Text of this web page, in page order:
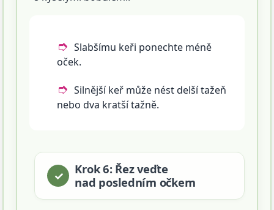
Slabšímu keři ponechte méně
oček.
Silnější keř může nést delší tažeň
nebo dva kratší tažně.
Krok 6: Řez veďte
nad posledním očkem